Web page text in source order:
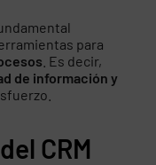
para
. Es decir,
de información y
CRM